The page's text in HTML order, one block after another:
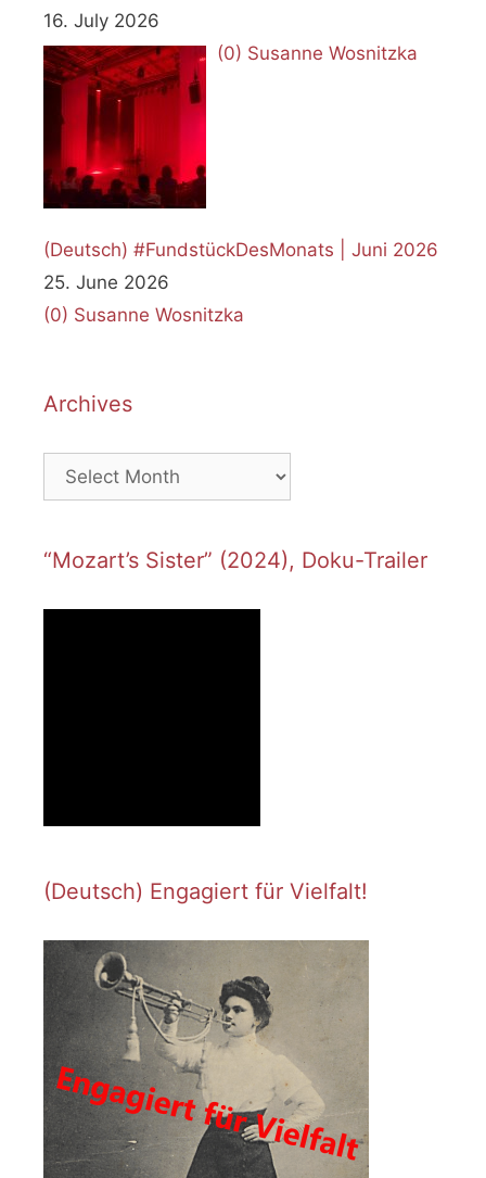
16. July 2026
(0) Susanne Wosnitzka
(Deutsch) #FundstückDesMonats | Juni 2026
25. June 2026
(0) Susanne Wosnitzka
Archives
Archives
“Mozart’s Sister” (2024), Doku-Trailer
(Deutsch) Engagiert für Vielfalt!